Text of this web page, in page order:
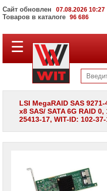
Сайт обновлен 07.08.2026 10:27
Товаров в каталоге 96 686
ПОЛНЫЙ
КАТАЛОГ
Корпоративные
серверы
WIT
Системы
хранения
данных
панели
☰
LSI MegaRAID SAS
x8 SAS/ SATA 6G RAID
25413-17, WIT-ID: 102-